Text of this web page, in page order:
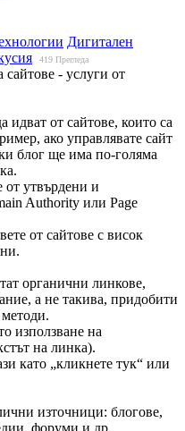
Дигитален
419 Прегледа
- услуги от
идват от сайтове, които са
ако управлявате сайт
блог ще има по-голяма
от утвърдени и
Authority или Page
от сайтове с висок
органични линкове,
а не такива, придобити
използване на
на линка).
като „кликнете тук“ или
източници: блогове,
форуми и др.